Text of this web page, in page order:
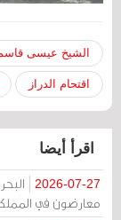
الشيخ عيسى
اقتحام الدراز
اقرأ أيضا
2026-07-27
معارضون في